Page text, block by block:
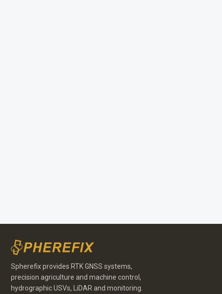
Spherefix provides RTK GNSS systems,
precision agriculture and machine control,
hydrographic USVs, LiDAR and monitoring.